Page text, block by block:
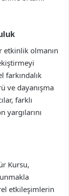
etkinlik olmanın
farkındalık
ve dayanışma
farklı
Kursu,
etkileşimlerin